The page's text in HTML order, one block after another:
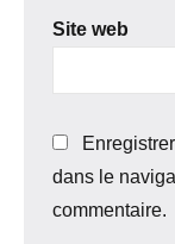
Site web
dans le
commentaire.